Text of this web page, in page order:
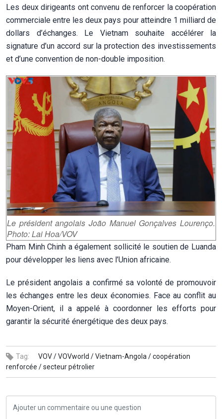
Les deux dirigeants ont convenu de renforcer la coopération
commerciale entre les deux pays pour atteindre 1 milliard de
dollars d’échanges. Le Vietnam souhaite accélérer la
signature d’un accord sur la protection des investissements
et d’une convention de non-double imposition.
Le président angolais João Manuel Gonçalves Lourenço.
Photo: Lai Hoa/VOV
Pham Minh Chinh a également sollicité le soutien de Luanda
pour développer les liens avec l’Union africaine.
Le président angolais a confirmé sa volonté de promouvoir
les échanges entre les deux économies. Face au conflit au
Moyen-Orient, il a appelé à coordonner les efforts pour
garantir la sécurité énergétique des deux pays.
Tag: VOV /VOVworld /Vietnam-Angola /coopération
renforcée /secteur pétrolier